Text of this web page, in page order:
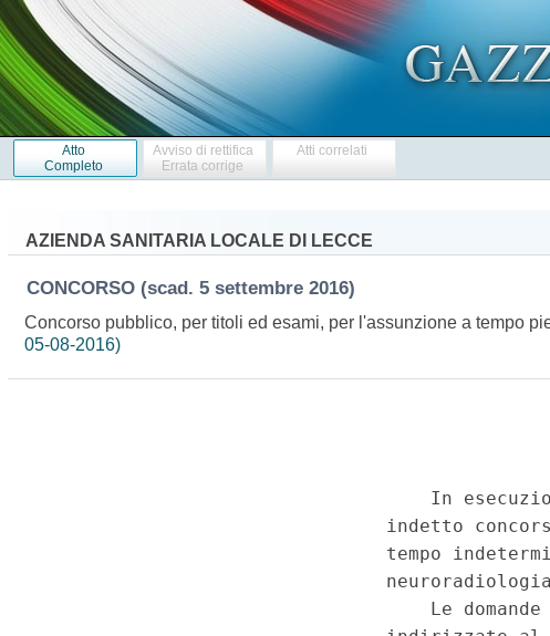
Atto
Completo
Avviso di rettifica
Errata corrige
Atti correlati
AZIENDA SANITARIA LOCALE DI LECCE
CONCORSO (scad. 5 settembre 2016)
Concorso pubblico, per titoli ed esami, per l'assunzione a tempo
05-08-2016)